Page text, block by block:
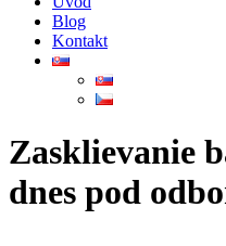
Blog
Kontakt
Zasklievanie
dnes pod